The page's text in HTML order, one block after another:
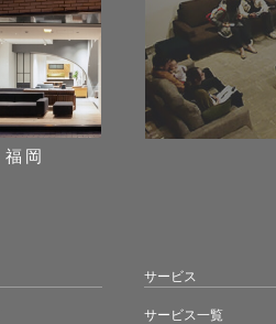
福岡
サービス
サービス一覧